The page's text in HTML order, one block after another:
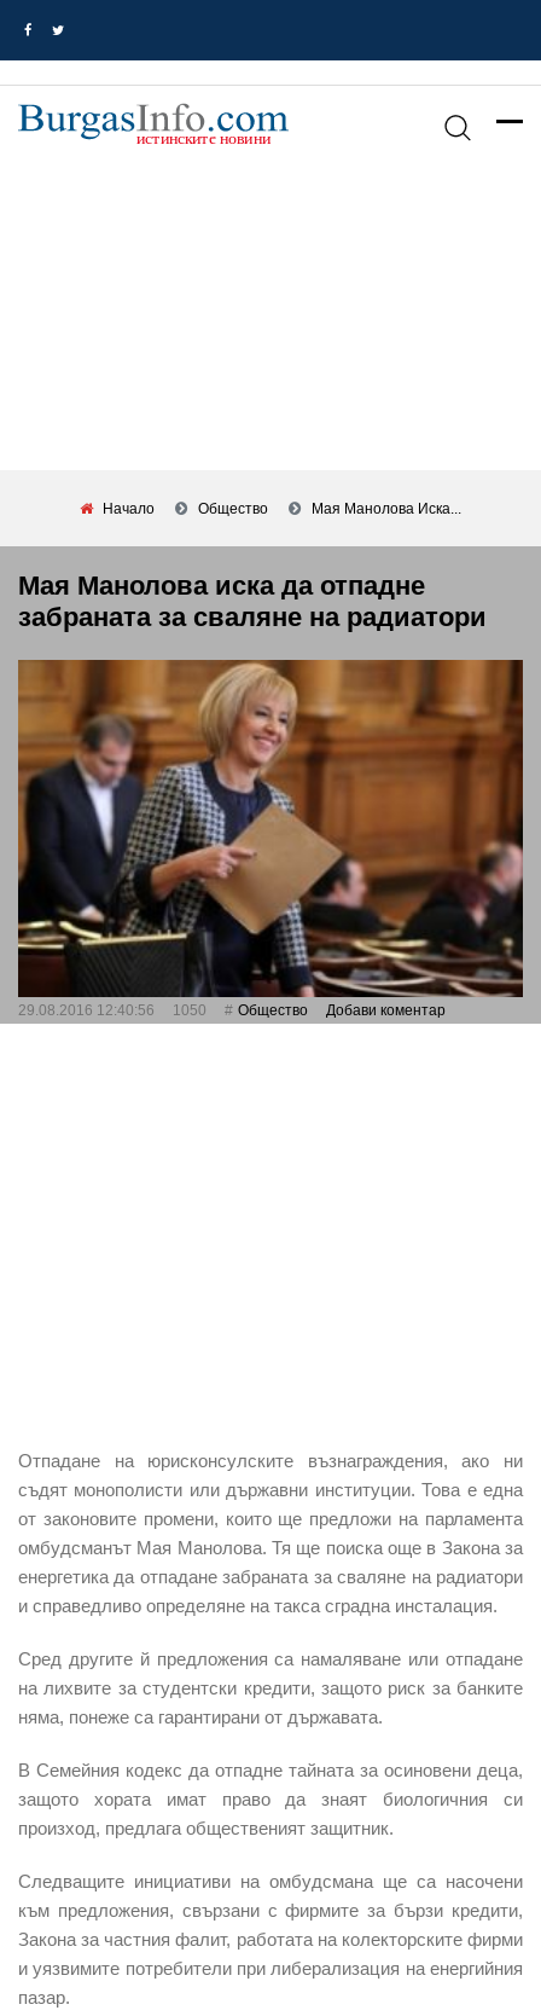
Начало Общество Мая Манолова Иска...
Мая Манолова иска да отпадне
забраната за сваляне на радиатори
29.08.2016 12:40:56 1050 Общество Добави коментар
Отпадане на юрисконсулските възнаграждения, ако ни
съдят монополисти или държавни институции. Това е една
от законовите промени, които ще предложи на парламента
омбудсманът Мая Манолова. Тя ще поиска още в Закона за
енергетика да отпадане забраната за сваляне на радиатори
и справедливо определяне на такса сградна инсталация.
Сред другите й предложения са намаляване или отпадане
на лихвите за студентски кредити, защото риск за банките
няма, понеже са гарантирани от държавата.
В Семейния кодекс да отпадне тайната за осиновени деца,
защото хората имат право да знаят биологичния си
произход, предлага общественият защитник.
Следващите инициативи на омбудсмана ще са насочени
към предложения, свързани с фирмите за бързи кредити,
Закона за частния фалит, работата на колекторските фирми
и уязвимите потребители при либерализация на енергийния
пазар.